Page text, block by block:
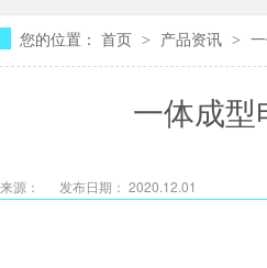
您的位置： 首页 > 产品资讯 >
一体成
来源： 发布日期： 2020.12.01